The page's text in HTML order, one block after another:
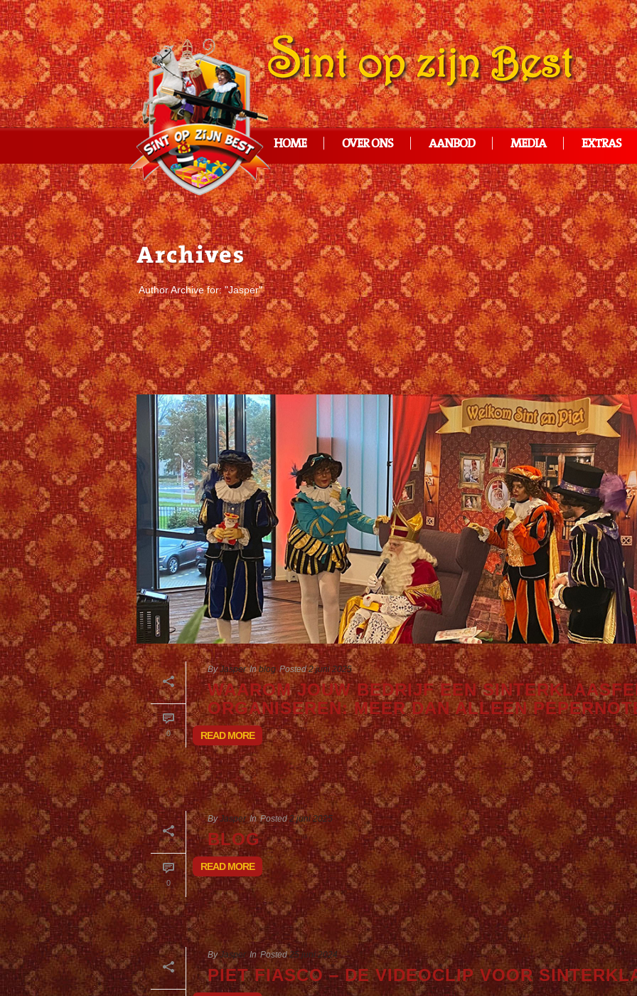
HOME OVER ONS AANBOD MEDIA EXTRAS
Archives
Author Archive for: "Jasper"
0
By Jasper In blog Posted 2 juni 2025
WAAROM JOUW BEDRIJF EEN
ORGANISEREN: MEER DAN ALLEEN
READ MORE
0
By Jasper In Posted 2 juni 2025
BLOG
READ MORE
By Jasper In Posted 25 juni 2024
PIET FIASCO – DE VIDEOCLIP VOOR